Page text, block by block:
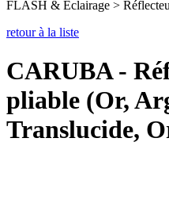
FLASH & Éclairage >
retour à la liste
CARUBA -
pliable (Or,
Translucide,